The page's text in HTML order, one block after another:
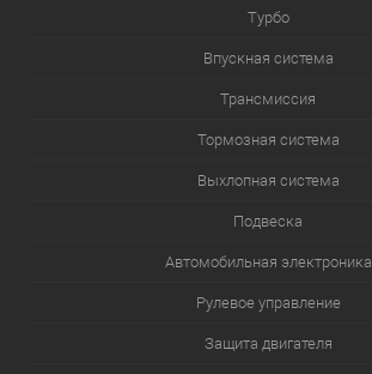
Турбо
Впускная система
Трансмиссия
Тормозная система
Выхлопная система
Подвеска
Автомобильная электроника
Рулевое управление
Защита двигателя